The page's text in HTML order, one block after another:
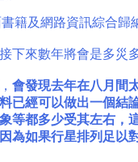
籍及網路資訊綜合歸
下來數年將會是多災
會發現去年在八月間
已經可以做出一個結
等都多少受其左右，
為如果行星排列足以